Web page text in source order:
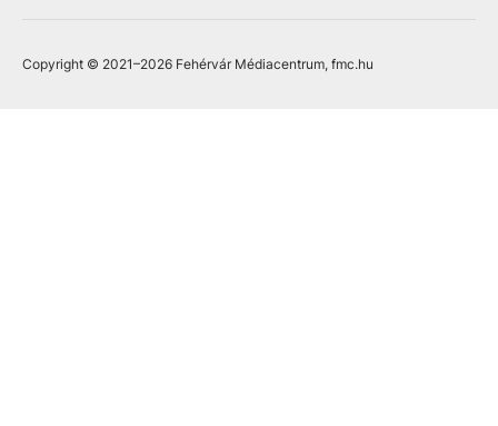
Copyright © 2021–2026 Fehérvár Médiacentrum, fmc.hu